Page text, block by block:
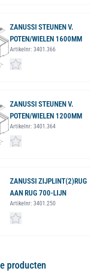
ZANUSSI STEUNEN V.
POTEN/WIELEN 1600MM
Artikelnr: 3401.366
ZANUSSI STEUNEN V.
POTEN/WIELEN 1200MM
Artikelnr: 3401.364
ZANUSSI ZIJPLINT(2)RUG
AAN RUG 700-LIJN
Artikelnr: 3401.250
producten